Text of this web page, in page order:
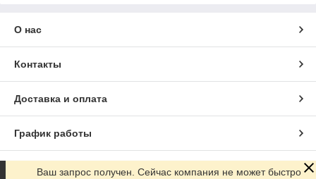
О нас
Контакты
Доставка и оплата
График работы
Полная версия сайта
Ваш запрос получен. Сейчас компания не может быстро